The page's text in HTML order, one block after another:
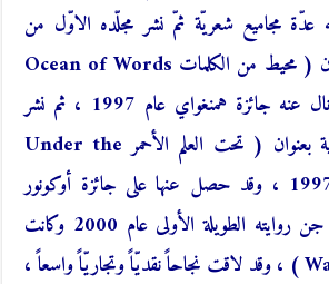
عدّة مجاميع شعريّة ثمّ نشر مجلّده الاوّل من
القصص القصيرة بعنوان ( محيط من الكلمات Ocean of Words
) عام 1996 الذي نال عنه جائزة همنغواي عام 1997 ، ثم نشر
مجموعته القصصيّة الثانية بعنوان ( تحت العلم الأحمر Under the
Red Flag ) عام 1997 ، وقد حصل عنها على جائزة أوكونور
للقصّة القصيرة . نشر جن روايته الطويلة الأولى عام 2000 وكانت
بعنوان ( انتظار Waiting ) ، وقد لاقت نجاحاً نقديّاً وتجاريّاً واسعاً ،